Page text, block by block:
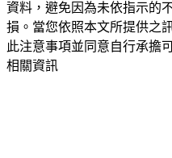
資料，避免因為未依指示的
損。當您依照本文所提供之
此注意事項並同意自行承擔
相關資訊